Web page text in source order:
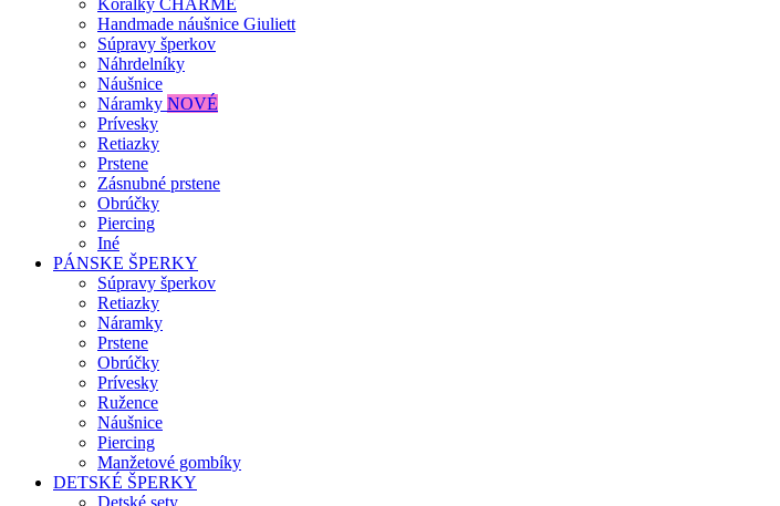
Korálky CHARMÉ
Handmade náušnice Giuliett
Súpravy šperkov
Náhrdelníky
Náušnice
Náramky NOVÉ
Prívesky
Retiazky
Prstene
Zásnubné prstene
Obrúčky
Piercing
Iné
PÁNSKE ŠPERKY
Súpravy šperkov
Retiazky
Náramky
Prstene
Obrúčky
Prívesky
Ružence
Náušnice
Piercing
Manžetové gombíky
DETSKÉ ŠPERKY
Detské sety